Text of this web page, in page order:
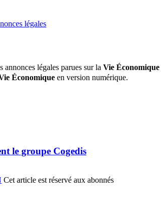
légales
annonces légales parues sur la Vie Économique
Économique en version numérique.
le groupe Cogedis
Cet article est réservé aux abonnés